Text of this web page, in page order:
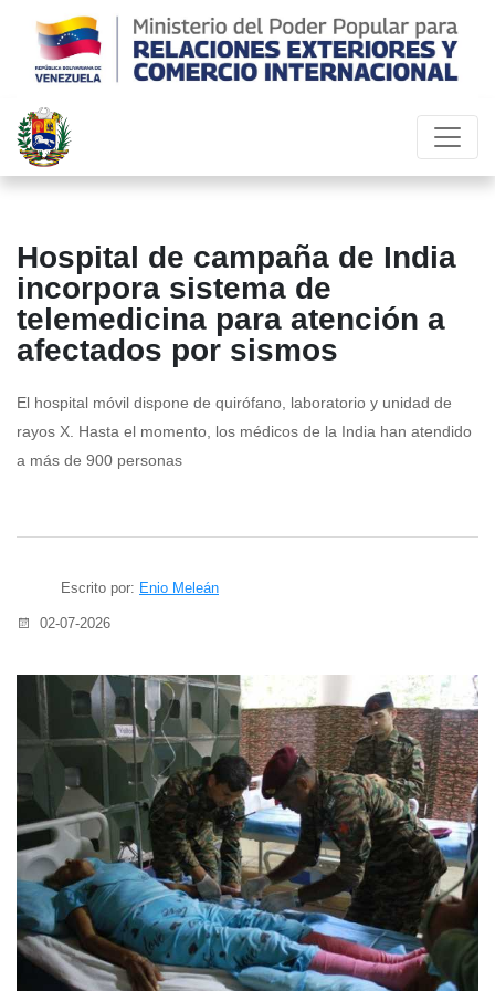
Hospital de campaña de India
incorpora sistema de
telemedicina para atención a
afectados por sismos
El hospital móvil dispone de quirófano, laboratorio y unidad de
rayos X. Hasta el momento, los médicos de la India han atendido
a más de 900 personas
Escrito por: Enio Meleán
02-07-2026